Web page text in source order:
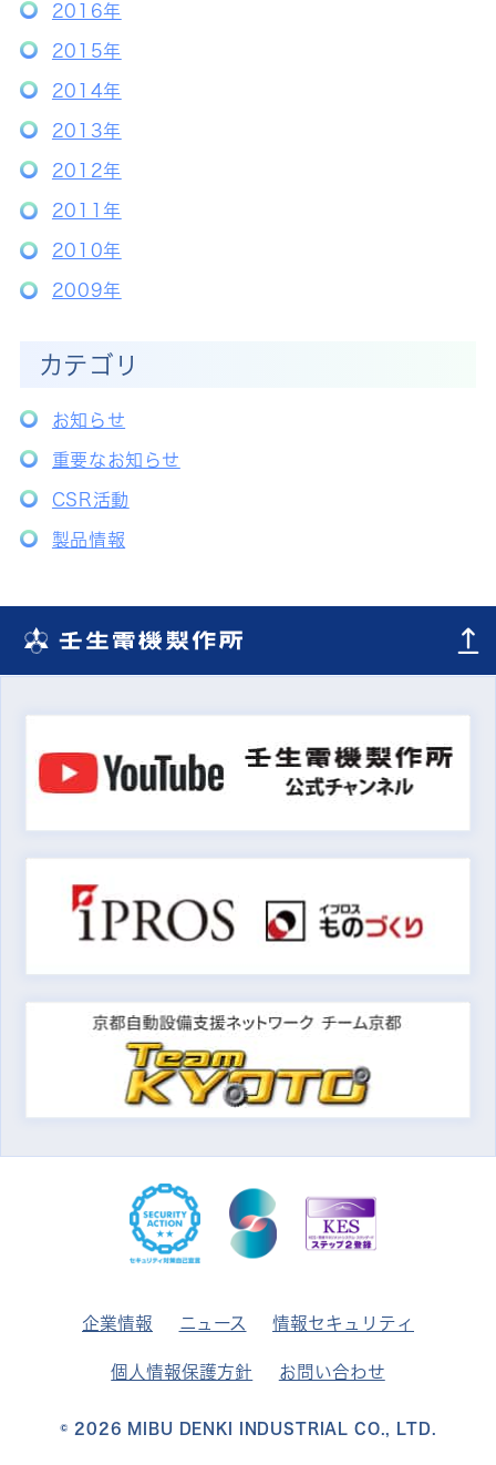
2016年
2015年
2014年
2013年
2012年
2011年
2010年
2009年
カテゴリ
お知らせ
重要なお知らせ
CSR活動
製品情報
企業情報 ニュース 情報セキュリティ
個人情報保護方針 お問い合わせ
© 2026 MIBU DENKI INDUSTRIAL CO., LTD.